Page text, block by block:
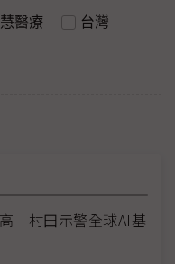
醫療
台灣
村田示警全球AI基